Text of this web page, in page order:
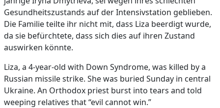
Gesundheitszustands auf der Intensivstation geblieben.
Die Familie teilte ihr nicht mit, dass Liza beerdigt wurde,
da sie befürchtete, dass sich dies auf ihren Zustand
auswirken könnte.
Liza, a 4-year-old with Down Syndrome, was killed by a
Russian missile strike. She was buried Sunday in central
Ukraine. An Orthodox priest burst into tears and told
weeping relatives that “evil cannot win.”